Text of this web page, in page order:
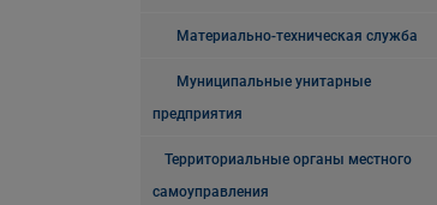
Материально-техническая служба
Муниципальные унитарные
предприятия
Территориальные органы местного
самоуправления